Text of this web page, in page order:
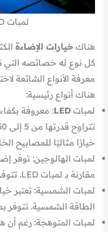
لمبات LED لمصابيح خارجية
هناكخيارات الإضاءة
كل نوع له خصائصه التي
معرفة الأنواع الشائعة
هناك أنواع رئيسية:
لمباتLED: معروفة
خيارًا مثاليًا للمصابيح
لمبات الهالوجين: توفر
مقارنة بـ لمبات LED. تتوفر بين 10 و 30 واط.
لمبات الشمسية: تعتبر
الطاقة الشمسية. تتوفر
لمبات المتوهجة: رغم أن